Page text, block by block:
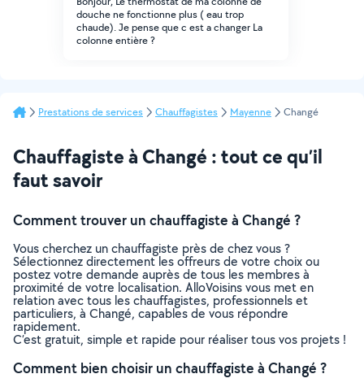
douche ne fonctionne plus ( eau trop
chaude). Je pense que c est a changer La
colonne entière ?
Prestations de services Chauffagistes Mayenne Changé
Chauffagiste à Changé : tout ce qu’il
faut savoir
Comment trouver un chauffagiste à Changé ?
Vous cherchez un chauffagiste près de chez vous ?
Sélectionnez directement les offreurs de votre choix ou
postez votre demande auprès de tous les membres à
proximité de votre localisation. AlloVoisins vous met en
relation avec tous les chauffagistes, professionnels et
particuliers, à Changé, capables de vous répondre
rapidement.
C’est gratuit, simple et rapide pour réaliser tous vos projets !
Comment bien choisir un chauffagiste à Changé ?